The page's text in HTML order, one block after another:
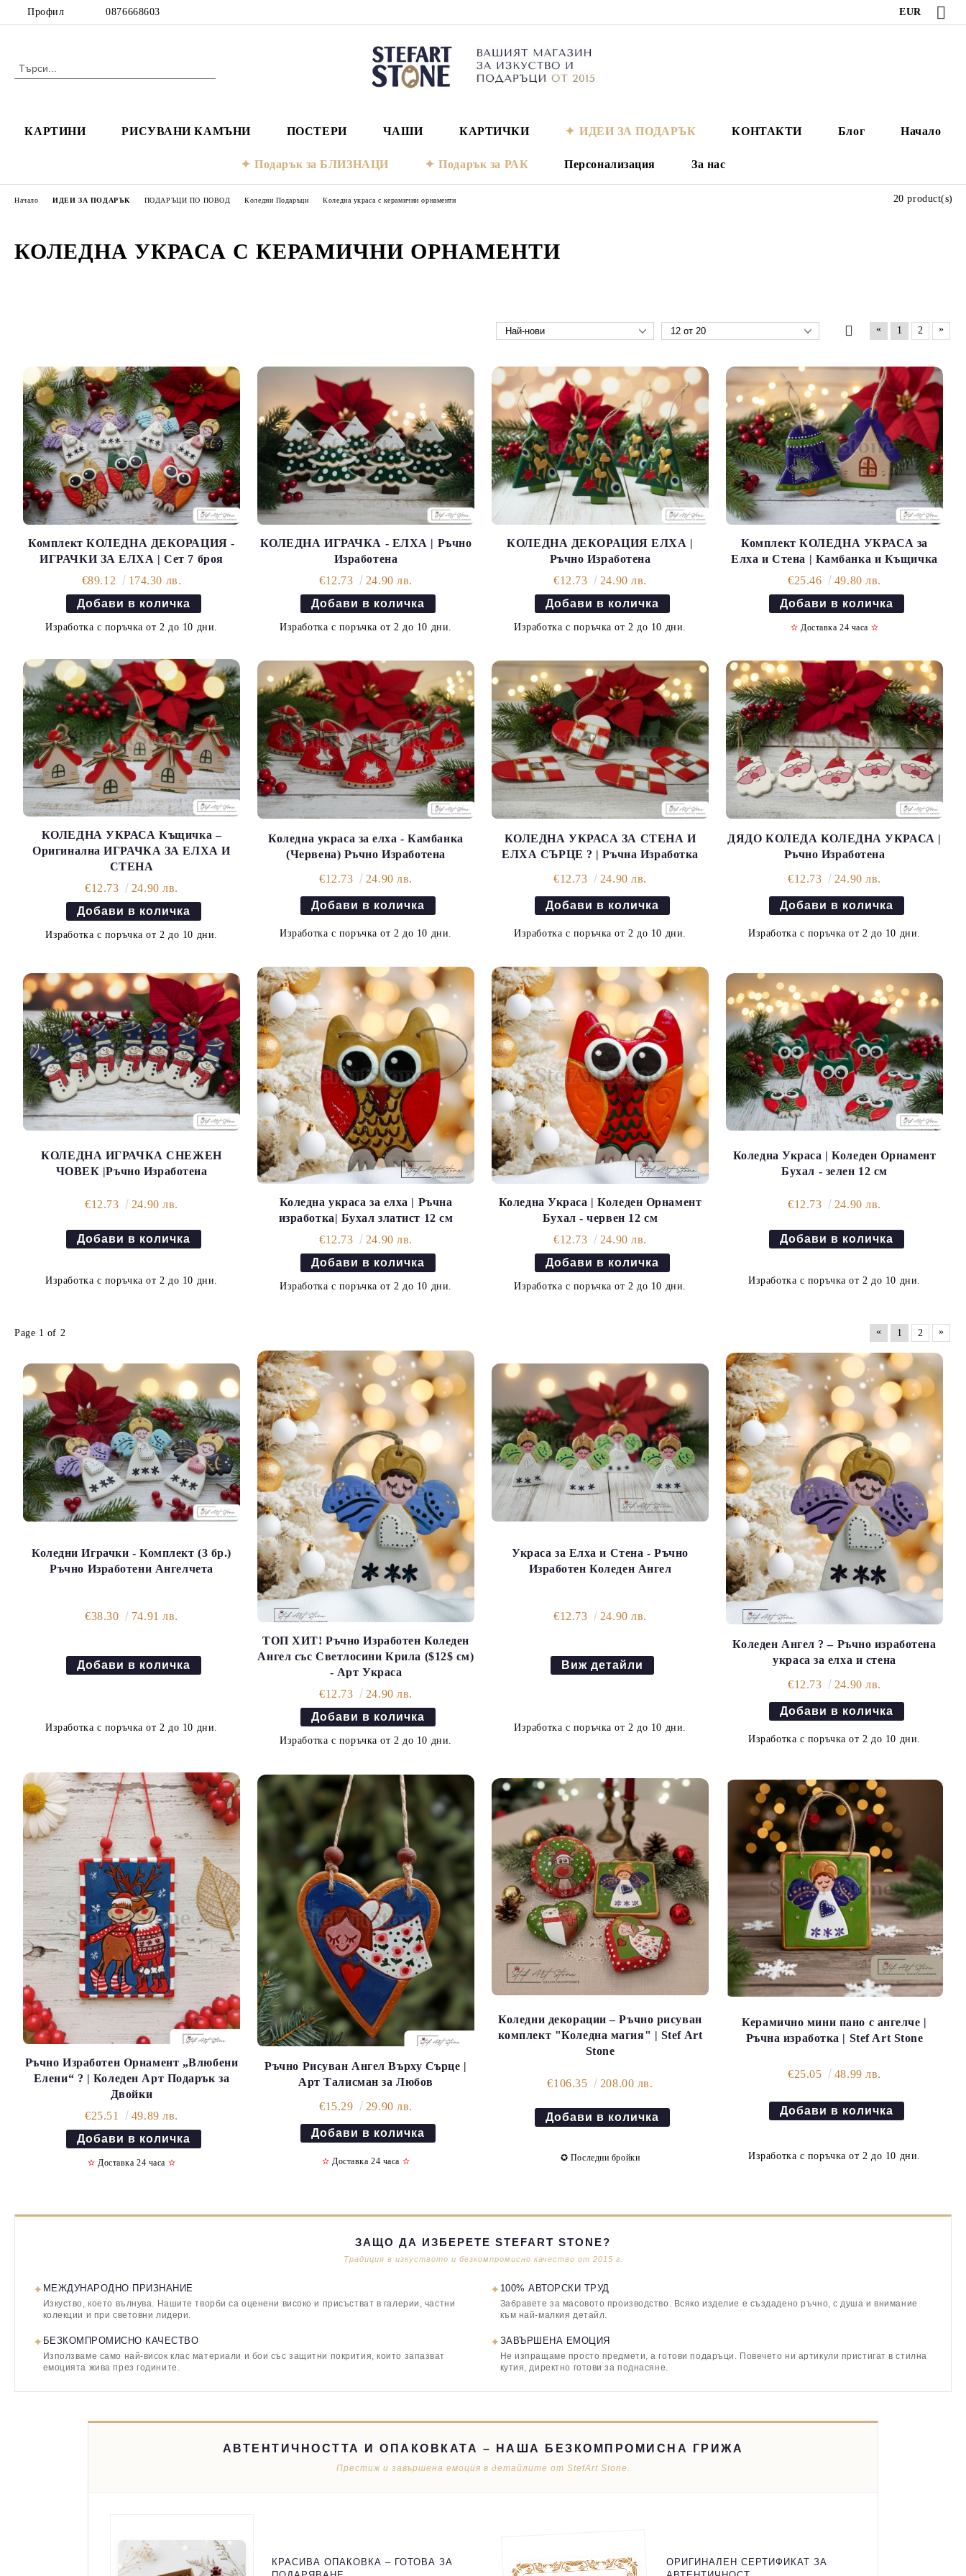
Профил 0876668603 EUR
КАРТИНИ РИСУВАНИ КАМЪНИ ПОСТЕРИ ЧАШИ КАРТИЧКИ ИДЕИ ЗА ПОДАРЪК КОНТАКТИ Блог Начало
Подарък за БЛИЗНАЦИ Подарък за РАК Персонализация За нас
Начало ИДЕИ ЗА ПОДАРЪК ПОДАРЪЦИ ПО ПОВОД Коледни Подаръци Коледна украса с керамични орнаменти
КОЛЕДНА УКРАСА С КЕРАМИЧНИ ОРНАМЕНТИ
20 product(s)
« 1 2 »
Комплект КОЛЕДНА ДЕКОРАЦИЯ -
ИГРАЧКИ ЗА ЕЛХА | Сет 7 броя
€89.12
174.30 лв.
Изработка с поръчка от 2 до 10 дни.
КОЛЕДНА ИГРАЧКА - ЕЛХА | Ръчно
Изработена
€12.73
24.90 лв.
Изработка с поръчка от 2 до 10 дни.
КОЛЕДНА ДЕКОРАЦИЯ ЕЛХА |
Ръчно Изработена
€12.73
24.90 лв.
Изработка с поръчка от 2 до 10 дни.
Комплект КОЛЕДНА УКРАСА за
Елха и Стена | Камбанка и Къщичка
€25.46
49.80 лв.
✫ Доставка 24 часа ✫
КОЛЕДНА УКРАСА Къщичка –
Оригинална ИГРАЧКА ЗА ЕЛХА И
СТЕНА
€12.73
24.90 лв.
Изработка с поръчка от 2 до 10 дни.
Коледна украса за елха - Камбанка
(Червена) Ръчно Изработена
€12.73 24.90 лв.
Изработка с поръчка от 2 до 10 дни.
КОЛЕДНА УКРАСА ЗА СТЕНА И
ЕЛХА СЪРЦЕ ? | Ръчна Изработка
€12.73 24.90 лв.
Изработка с поръчка от 2 до 10 дни.
ДЯДО КОЛЕДА КОЛЕДНА УКРАСА |
Ръчно Изработена
€12.73 24.90 лв.
Изработка с поръчка от 2 до 10 дни.
КОЛЕДНА ИГРАЧКА СНЕЖЕН
ЧОВЕК |Ръчно Изработена
€12.73 24.90 лв.
Изработка с поръчка от 2 до 10 дни.
Коледна украса за елха | Ръчна
изработка| Бухал златист 12 см
€12.73
24.90 лв.
Изработка с поръчка от 2 до 10 дни.
Коледна Украса | Коледен Орнамент
Бухал - червен 12 см
€12.73
24.90 лв.
Изработка с поръчка от 2 до 10 дни.
Коледна Украса | Коледен Орнамент
Бухал - зелен 12 см
€12.73 24.90 лв.
Изработка с поръчка от 2 до 10 дни.
Page 1 of 2 « 1 2 »
Коледни Играчки - Комплект (3 бр.)
Ръчно Изработени Ангелчета
€38.30 74.91 лв.
Изработка с поръчка от 2 до 10 дни.
ТОП ХИТ! Ръчно Изработен Коледен
Ангел със Светлосини Крила ($12$ см)
- Арт Украса
€12.73
24.90 лв.
Изработка с поръчка от 2 до 10 дни.
Украса за Елха и Стена - Ръчно
Изработен Коледен Ангел
€12.73 24.90 лв.
Виж детайли
Изработка с поръчка от 2 до 10 дни.
Коледен Ангел ? – Ръчно изработена
украса за елха и стена
€12.73 24.90 лв.
Изработка с поръчка от 2 до 10 дни.
Ръчно Изработен Орнамент „Влюбени
Елени“ ? | Коледен Арт Подарък за
Двойки
€25.51
49.89 лв.
✫ Доставка 24 часа ✫
Ръчно Рисуван Ангел Върху Сърце |
Арт Талисман за Любов
€15.29 29.90 лв.
✫ Доставка 24 часа ✫
Коледни декорации – Ръчно рисуван
комплект "Коледна магия" | Stef Art
Stone
€106.35 208.00 лв.
✪ Последни бройки
Керамично мини пано с ангелче |
Ръчна изработка | Stef Art Stone
€25.05 48.99 лв.
Изработка с поръчка от 2 до 10 дни.
ЗАЩО ДА ИЗБЕРЕТЕ STEFART STONE?
Традиция в изкуството и безкомпромисно качество от 2015 г.
✦ МЕЖДУНАРОДНО ПРИЗНАНИЕ
Изкуство, което вълнува. Нашите творби са оценени високо и присъстват в галерии, частни
колекции и при световни лидери.
✦ 100% АВТОРСКИ ТРУД
Забравете за масовото производство. Всяко изделие е създадено ръчно, с душа и внимание
към най-малкия детайл.
✦ БЕЗКОМПРОМИСНО КАЧЕСТВО
Използваме само най-висок клас материали и бои със защитни покрития, които запазват
емоцията жива през годините.
✦ЗАВЪРШЕНА ЕМОЦИЯ
Не изпращаме просто предмети, а готови подаръци. Повечето ни артикули пристигат в стилна
кутия, директно готови за поднасяне.
АВТЕНТИЧНОСТТА И ОПАКОВКАТА – НАША БЕЗКОМПРОМИСНА ГРИЖА
Престиж и завършена емоция в детайлите от StefArt Stone.
КРАСИВА ОПАКОВКА – ГОТОВА ЗА
ОРИГИНАЛЕН СЕРТИФИКАТ ЗА